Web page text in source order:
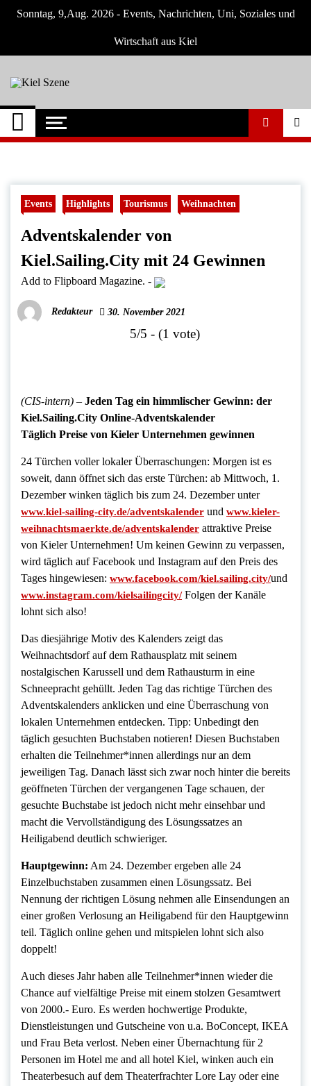
Skip
Sonntag, 9,Aug. 2026 - Events, Nachrichten, Uni, Soziales und
Wirtschaft aus Kiel
Kiel Szene
Neuigkeiten und Nachrichten aus Kiel und
Umgebung
Events Highlights Tourismus Weihnachten
Adventskalender von
Kiel.Sailing.City mit 24 Gewinnen
Add to Flipboard Magazine. -
Redakteur 30. November 2021
5/5 - (1 vote)
(CIS-intern) – Jeden Tag ein himmlischer Gewinn: der
Kiel.Sailing.City Online-Adventskalender
Täglich Preise von Kieler Unternehmen gewinnen
24 Türchen voller lokaler Überraschungen: Morgen ist es
soweit, dann öffnet sich das erste Türchen: ab Mittwoch, 1.
Dezember winken täglich bis zum 24. Dezember unter
www.kiel-sailing-city.de/adventskalender und www.kieler-
weihnachtsmaerkte.de/adventskalender attraktive Preise
von Kieler Unternehmen! Um keinen Gewinn zu verpassen,
wird täglich auf Facebook und Instagram auf den Preis des
Tages hingewiesen: www.facebook.com/kiel.sailing.city/und
www.instagram.com/kielsailingcity/Folgen der Kanäle
lohnt sich also!
Das diesjährige Motiv des Kalenders zeigt das
Weihnachtsdorf auf dem Rathausplatz mit seinem
nostalgischen Karussell und dem Rathausturm in eine
Schneepracht gehüllt. Jeden Tag das richtige Türchen des
Adventskalenders anklicken und eine Überraschung von
lokalen Unternehmen entdecken. Tipp: Unbedingt den
täglich gesuchten Buchstaben notieren! Diesen Buchstaben
erhalten die Teilnehmer*innen allerdings nur an dem
jeweiligen Tag. Danach lässt sich zwar noch hinter die bereits
geöffneten Türchen der vergangenen Tage schauen, der
gesuchte Buchstabe ist jedoch nicht mehr einsehbar und
macht die Vervollständigung des Lösungssatzes an
Heiligabend deutlich schwieriger.
Hauptgewinn: Am 24. Dezember ergeben alle 24
Einzelbuchstaben zusammen einen Lösungssatz. Bei
Nennung der richtigen Lösung nehmen alle Einsendungen an
einer großen Verlosung an Heiligabend für den Hauptgewinn
teil. Täglich online gehen und mitspielen lohnt sich also
doppelt!
Auch dieses Jahr haben alle Teilnehmer*innen wieder die
Chance auf vielfältige Preise mit einem stolzen Gesamtwert
von 2000.- Euro. Es werden hochwertige Produkte,
Dienstleistungen und Gutscheine von u.a. BoConcept, IKEA
und Frau Beta verlost. Neben einer Übernachtung für 2
Personen im Hotel me and all hotel Kiel, winken auch ein
Theaterbesuch auf dem Theaterfrachter Lore Lay oder eine